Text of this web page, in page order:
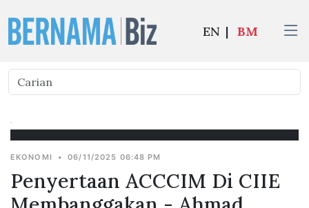
EN | BM
EKONOMI • 06/11/2025 06:48 PM
Penyertaan ACCCIM Di CIIE